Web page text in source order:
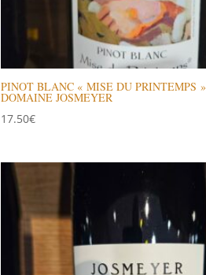
PINOT BLANC « MISE DU PRINTEMPS »
DOMAINE JOSMEYER
17.50€